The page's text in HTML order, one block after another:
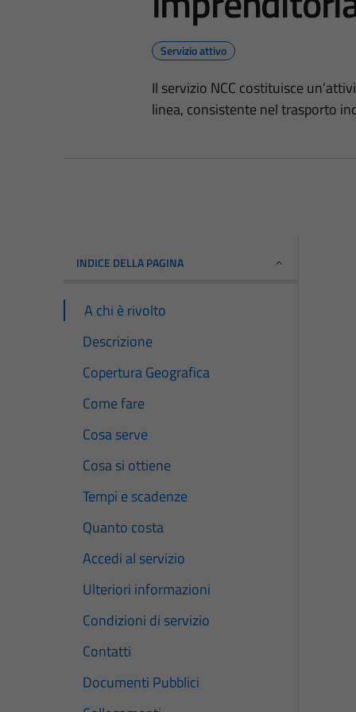
Servizio attivo
Il servizio NCC costituisce
linea, consistente nel trasporto
INDICE DELLA PAGINA
A chi è rivolto
Descrizione
Copertura Geografica
Come fare
Cosa serve
Cosa si ottiene
Tempi e scadenze
Quanto costa
Accedi al servizio
Ulteriori informazioni
Condizioni di servizio
Contatti
Documenti Pubblici